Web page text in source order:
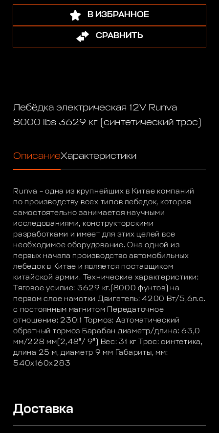
В ИЗБРАННОЕ
СРАВНИТЬ
Лебёдка электрическая 12V Runva
8000 lbs 3629 кг (синтетический трос)
ОписаниеХарактеристики
Runva – одна из крупнейших в Китае компаний
по производству всех типов лебедок, которая
самостоятельно занимается научными
исследованиями, конструкторскими
разработками и имеет для этих целей все
необходимое оборудование. Она одной из
первых начала производство автомобильных
лебедок в Китае и является поставщиком
китайской армии. Технические характеристики:
Тяговое усилие: 3629 кг.(8000 фунтов) на
первом слое намотки Двигатель: 4200 Вт/5,6л.с.
с постоянным магнитом Передаточное
отношение: 230:1 Тормоз: Автоматический
обратный тормоз Барабан диаметр/длина: 63,0
мм/228 мм(2,48"/ 9") Вес: 31 кг Трос: синтетика,
длина 25 м, диаметр 9 мм Габариты, мм:
540x160x283
Доставка